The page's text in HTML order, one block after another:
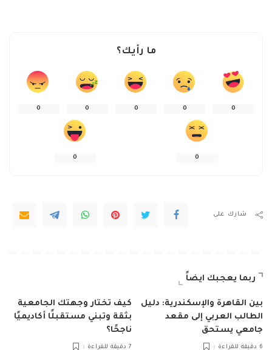
ما رأيك؟
0
0
0
0
0
0
0
شارك على
ربما يعجبك ايضاً
بين القاهرة والإسكندرية: دليل
الطالب العربي إلى مقعد
جامعي يستحق
6 دقيقة للقراءة
كيف تختار وجهتك الجامعية
بثقة وتبني مستقبلًا أكاديميًا
ناجحًا؟
7 دقيقة للقراءة